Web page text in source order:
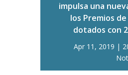
impulsa una
los Premios
dotados con
Apr 11, 2019